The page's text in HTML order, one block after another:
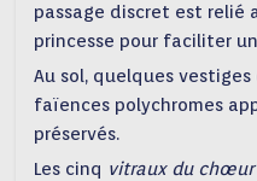
passage discret est relié
princesse pour faciliter
Au sol, quelques
faïences polychromes
préservés.
Les cinq vitraux du chœur